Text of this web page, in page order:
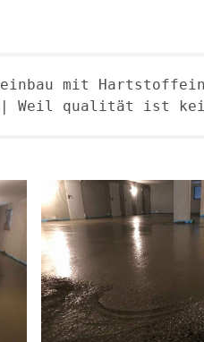
mit
| Weil qualität ist